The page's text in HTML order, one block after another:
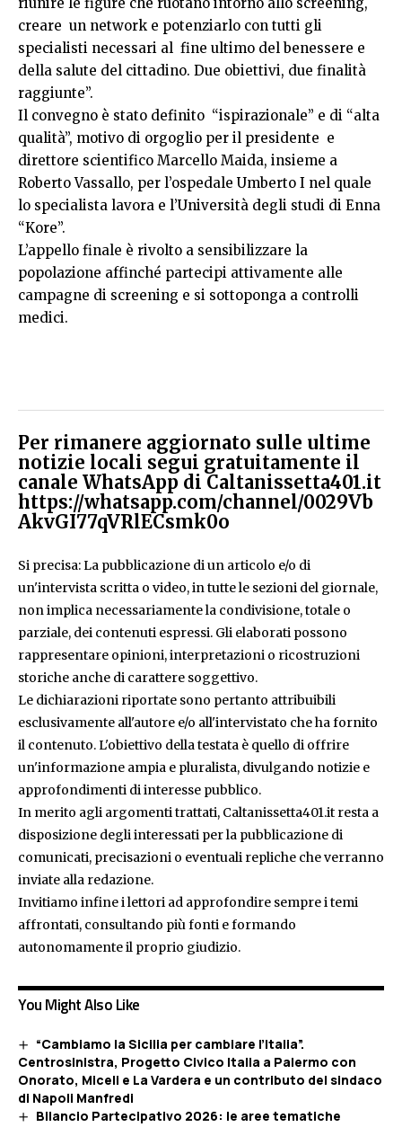
creare un network e potenziarlo con tutti gli
specialisti necessari al fine ultimo del benessere e
della salute del cittadino. Due obiettivi, due finalità
raggiunte”.
Il convegno è stato definito “ispirazionale” e di “alta
qualità”, motivo di orgoglio per il presidente e
direttore scientifico Marcello Maida, insieme a
Roberto Vassallo, per l’ospedale Umberto I nel quale
lo specialista lavora e l’Università degli studi di Enna
“Kore”.
L’appello finale è rivolto a sensibilizzare la
popolazione affinché partecipi attivamente alle
campagne di screening e si sottoponga a controlli
medici.
Per rimanere aggiornato sulle ultime
notizie locali segui gratuitamente il
canale WhatsApp di Caltanissetta401.it
https://whatsapp.com/channel/0029Vb
AkvGI77qVRlECsmk0o
Si precisa: La pubblicazione di un articolo e/o di
un'intervista scritta o video, in tutte le sezioni del giornale,
non implica necessariamente la condivisione, totale o
parziale, dei contenuti espressi. Gli elaborati possono
rappresentare opinioni, interpretazioni o ricostruzioni
storiche anche di carattere soggettivo.
Le dichiarazioni riportate sono pertanto attribuibili
esclusivamente all'autore e/o all'intervistato che ha fornito
il contenuto. L'obiettivo della testata è quello di offrire
un'informazione ampia e pluralista, divulgando notizie e
approfondimenti di interesse pubblico.
In merito agli argomenti trattati, Caltanissetta401.it resta a
disposizione degli interessati per la pubblicazione di
comunicati, precisazioni o eventuali repliche che verranno
inviate alla redazione.
Invitiamo infine i lettori ad approfondire sempre i temi
affrontati, consultando più fonti e formando
autonomamente il proprio giudizio.
You Might Also Like
“Cambiamo la Sicilia per cambiare l’Italia”.
Centrosinistra, Progetto Civico Italia a Palermo con
Onorato, Miceli e La Vardera e un contributo del sindaco
di Napoli Manfredi
Bilancio Partecipativo 2026: le aree tematiche